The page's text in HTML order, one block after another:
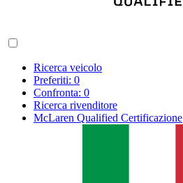
Ricerca veicolo
Preferiti: 0
Confronta: 0
Ricerca rivenditore
McLaren Qualified Certificazione